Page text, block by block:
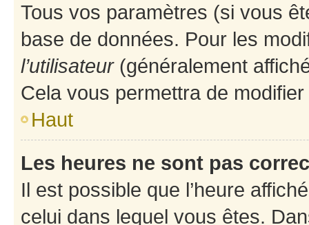
Tous vos paramètres (si vous
base de données. Pour les
l’utilisateur(généralement
Cela vous permettra de
Haut
Les heures ne sont pas
Il est possible que l’heure
celui dans lequel vous êtes.